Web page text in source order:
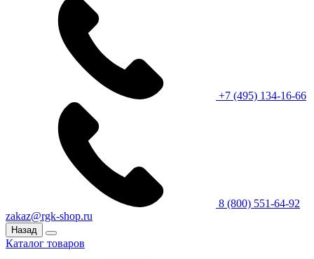
+7 (495) 134-16-66
8 (800) 551-64-92
zakaz@rgk-shop.ru
Назад
Каталог товаров